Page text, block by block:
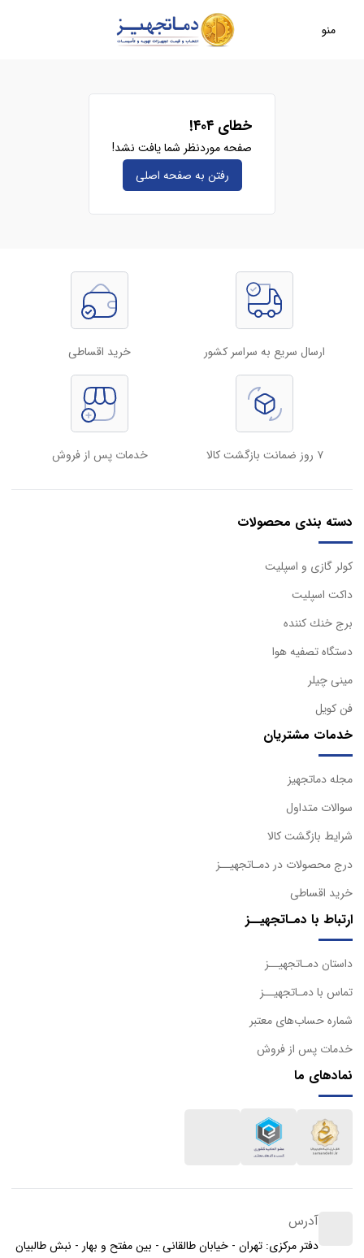
منو
خطای ۴۰۴!
صفحه موردنظر شما یافت نشد!
رفتن به صفحه‌ اصلی
ارسال سریع به سراسر کشور خرید اقساطی
۷ روز ضمانت بازگشت کالا خدمات پس از فروش
دسته بندی محصولات
كولر گازی و اسپليت
داكت اسپليت
برج خنك كننده
دستگاه تصفيه هوا
مینی چیلر
فن کویل
خدمات مشتریان
مجله دماتجهیز
سوالات متداول
شرایط بازگشت کالا
درج محصولات در دمـاتجهیــز
خرید اقساطی
ارتباط با دمـاتجهیــز
داستان دمـاتجهیــز
تماس با دمـاتجهیــز
شماره حساب‌های معتبر
خدمات پس از فروش
نمادهای ما
آدرس
دفتر مرکزی: تهران - خیابان طالقانی - بین مفتح و بهار - نبش طالبیان